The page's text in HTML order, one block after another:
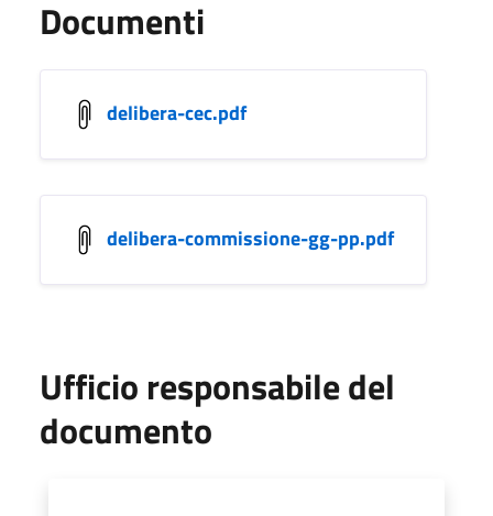
Documenti
delibera-cec.pdf
delibera-commissione-gg-pp.pdf
Ufficio responsabile del
documento